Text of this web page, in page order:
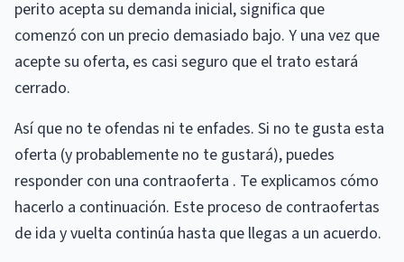
perito acepta su demanda inicial, significa que
comenzó con un precio demasiado bajo. Y una vez que
acepte su oferta, es casi seguro que el trato estará
cerrado.
Así que no te ofendas ni te enfades. Si no te gusta esta
oferta (y probablemente no te gustará), puedes
responder con una contraoferta . Te explicamos cómo
hacerlo a continuación. Este proceso de contraofertas
de ida y vuelta continúa hasta que llegas a un acuerdo.